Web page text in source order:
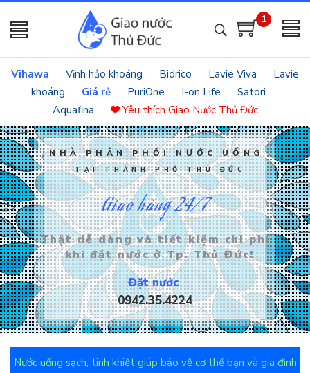
1
Vihawa Vĩnh hảo khoáng Bidrico Lavie Viva
Lavie
khoáng
Giá rẻ PuriOne I-on Life
Satori
Aquafina
Yêu thích Giao Nước Thủ Đức
NHÀ PHÂN PHỐI NƯỚC UỐNG
Giao hàng 24/7
Thật dễ dàng và tiết kiệm chi phí
Đặt nước
TẠI THÀNH PHỐ THỦ ĐỨC
0942.35.4224
khi đặt nước ở Tp. Thủ Đức!
Nước uống sạch, tinh khiết giúp bảo vệ cơ thể bạn và gia đình